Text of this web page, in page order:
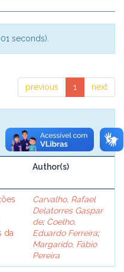
seconds).
previous 1 next
Author(s)
da
Carvalho, Rafael
Delatorres Gaspar
de; Coelho,
Eduardo Ferreira;
Margarido, Fábio
Pereira